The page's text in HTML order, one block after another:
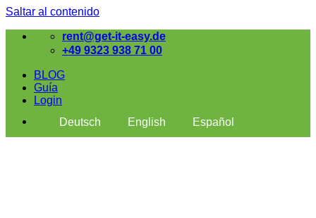
Saltar al contenido
rent@get-it-easy.de
+49 9323 938 71 00
BLOG
Guía
Login
Deutsch
English Español